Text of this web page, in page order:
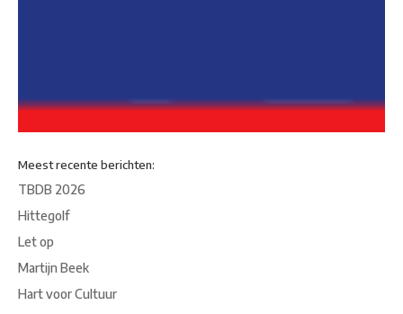
Meest recente berichten:
TBDB 2026
Hittegolf
Let op
Martijn Beek
Hart voor Cultuur